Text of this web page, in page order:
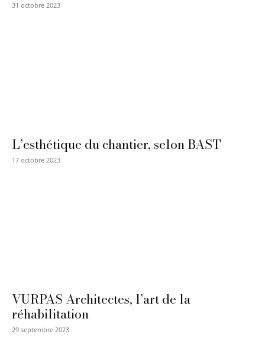
31 octobre 2023
L’esthétique du chantier, selon BAST
17 octobre 2023
VURPAS Architectes, l’art de la
réhabilitation
29 septembre 2023